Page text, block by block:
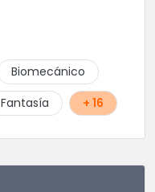
Biomecánico
Fantasía + 16